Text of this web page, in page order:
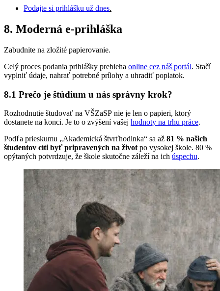
Podajte si prihlášku už dnes.
8. Moderná e-prihláška
Zabudnite na zložité papierovanie.
Celý proces podania prihlášky prebieha online cez náš portál. Stačí
vyplniť údaje, nahrať potrebné prílohy a uhradiť poplatok.
8.1 Prečo je štúdium u nás správny krok?
Rozhodnutie študovať na VŠZaSP nie je len o papieri, ktorý
dostanete na konci. Je to o zvýšení vašej hodnoty na trhu práce.
Podľa prieskumu „Akademická štvrťhodinka“ sa až 81 % našich
študentov cíti byť pripravených na život po vysokej škole. 80 %
opýtaných potvrdzuje, že škole skutočne záleží na ich úspechu.